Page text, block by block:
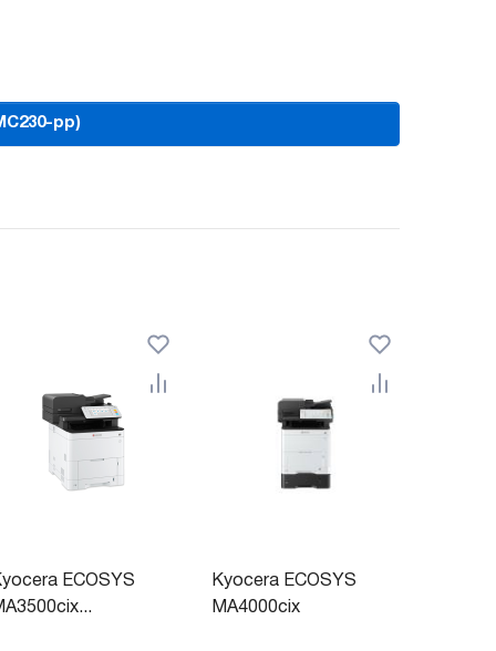
рр)
ECOSYS
Kyocera ECOSYS
MA4000cix